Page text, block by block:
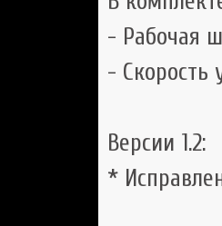
- Рабочая
- Скорость
Версии 1.2:
*